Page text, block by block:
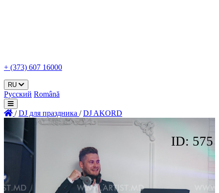
+ (373) 607 16000
RU
Русский Română
/ DJ для праздника / DJ AKORD
ID: 575